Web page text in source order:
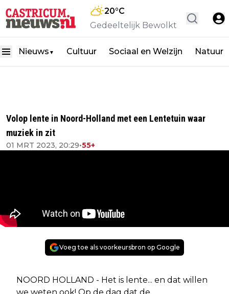
20°C
Gedeeltelijk Bewolkt
Nieuws ▼ Cultuur Sociaal en Welzijn Natuur
Volop lente in Noord-Holland met een Lentetuin waar
muziek in zit
01 MRT 2023, 20:29•55+
Voeg toe als voorkeursbron op Google
NOORD HOLLAND - Het is lente... en dat willen